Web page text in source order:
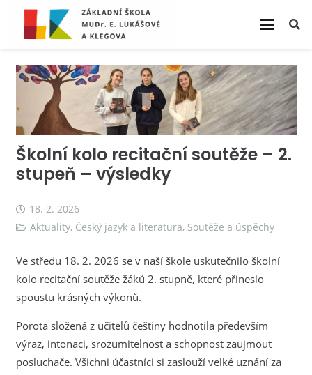
Školní kolo recitační soutěže – 2.
stupeň – výsledky
18. 2. 2026
Aktuality, Český jazyk a literatura, Soutěže a úspěchy
Ve středu 18. 2. 2026 se v naší škole uskutečnilo školní
kolo recitační soutěže žáků 2. stupně, které přineslo
spoustu krásných výkonů.
Porota složená z učitelů češtiny hodnotila především
výraz, intonaci, srozumitelnost a schopnost zaujmout
posluchače. Všichni účastníci si zaslouží velké uznání za